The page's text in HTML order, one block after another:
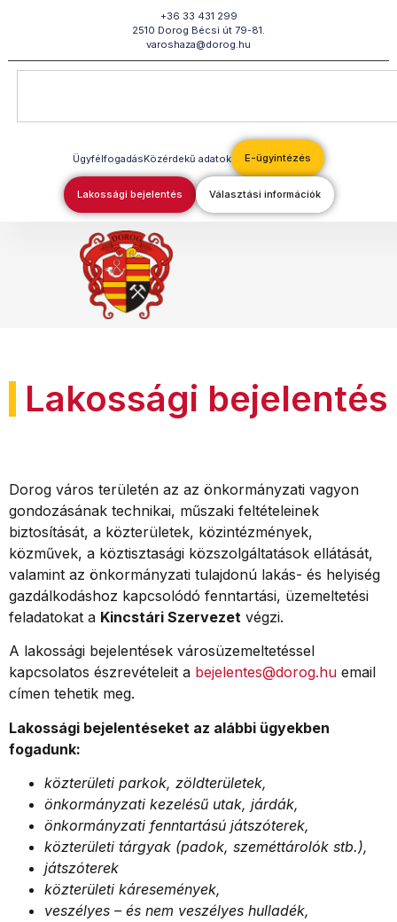
+36 33 431 299
2510 Dorog Bécsi út 79-81.
varoshaza@dorog.hu
ÜgyfélfogadásKözérdekű adatok E-ügyintézés
Lakossági bejelentés Választási információk
Lakossági bejelentés
Dorog város területén az az önkormányzati vagyon
gondozásának technikai, műszaki feltételeinek
biztosítását, a közterületek, közintézmények,
közművek, a köztisztasági közszolgáltatások ellátását,
valamint az önkormányzati tulajdonú lakás- és helyiség
gazdálkodáshoz kapcsolódó fenntartási, üzemeltetési
feladatokat a Kincstári Szervezet végzi.
A lakossági bejelentések városüzemeltetéssel
kapcsolatos észrevételeit a bejelentes@dorog.hu email
címen tehetik meg.
Lakossági bejelentéseket az alábbi ügyekben
fogadunk:
közterületi parkok, zöldterületek,
önkormányzati kezelésű utak, járdák,
önkormányzati fenntartású játszóterek,
közterületi tárgyak (padok, szeméttárolók stb.),
játszóterek
közterületi káresemények,
veszélyes – és nem veszélyes hulladék,